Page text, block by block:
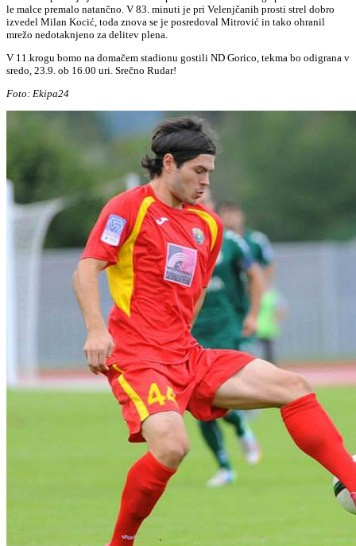
le malce premalo natančno. V 83. minuti je pri Velenjčanih prosti strel dobro
izvedel Milan Kocić, toda znova se je posredoval Mitrović in tako ohranil
mrežo nedotaknjeno za delitev plena.
V 11.krogu bomo na domačem stadionu gostili ND Gorico, tekma bo odigrana v
sredo, 23.9. ob 16.00 uri. Srečno Rudar!
Foto: Ekipa24